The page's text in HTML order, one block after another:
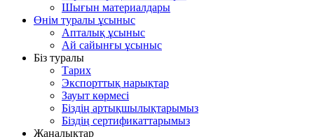
Шығын материалдары
Өнім туралы ұсыныс
Апталық ұсыныс
Ай сайынғы ұсыныс
Біз туралы
Тарих
Экспорттық нарықтар
Зауыт көрмесі
Біздің артықшылықтарымыз
Біздің сертификаттарымыз
Жаңалықтар